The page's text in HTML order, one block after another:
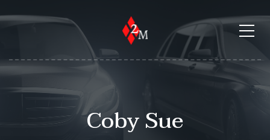
Coby Sue